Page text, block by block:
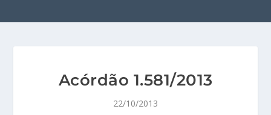
Acórdão 1.581/2013
22/10/2013